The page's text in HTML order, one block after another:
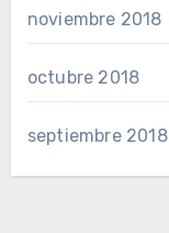
noviembre 2018
octubre 2018
septiembre 2018